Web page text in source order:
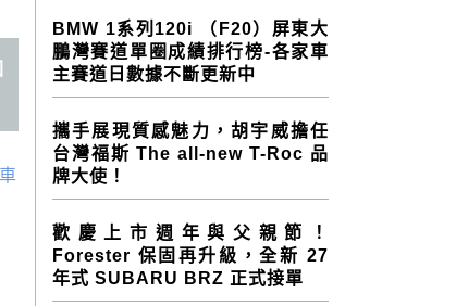
BMW 1系列120i （F20）屏東大
鵬灣賽道單圈成績排行榜-各家車
主賽道日數據不斷更新中
攜手展現質感魅力，胡宇威擔任
台灣福斯 The all-new T-Roc 品
牌大使！
歡慶上市週年與父親節！
Forester 保固再升級，全新 27
年式 SUBARU BRZ 正式接單